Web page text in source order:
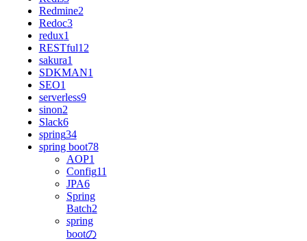
Redmine2
Redoc3
redux1
RESTful12
sakura1
SDKMAN1
SEO1
serverless9
sinon2
Slack6
spring34
spring boot78
AOP1
Config11
JPA6
Spring
Batch2
spring
bootの